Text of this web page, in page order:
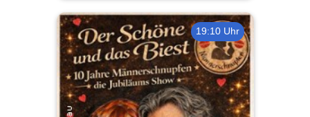
19:10 Uhr